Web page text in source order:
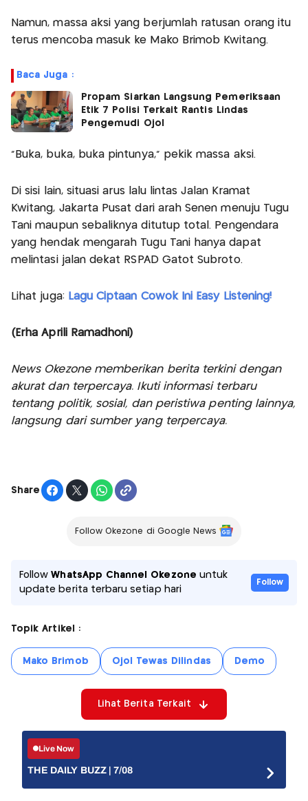
Namun, massa aksi yang berjumlah ratusan orang itu
terus mencoba masuk ke Mako Brimob Kwitang.
Baca Juga :
Propam Siarkan Langsung Pemeriksaan
Etik 7 Polisi Terkait Rantis Lindas
Pengemudi Ojol
"Buka, buka, buka pintunya," pekik massa aksi.
Di sisi lain, situasi arus lalu lintas Jalan Kramat
Kwitang, Jakarta Pusat dari arah Senen menuju Tugu
Tani maupun sebaliknya ditutup total. Pengendara
yang hendak mengarah Tugu Tani hanya dapat
melintasi jalan dekat RSPAD Gatot Subroto.
Lihat juga: Lagu Ciptaan Cowok Ini Easy Listening!
(Erha Aprili Ramadhoni)
News Okezone memberikan berita terkini dengan
akurat dan terpercaya. Ikuti informasi terbaru
tentang politik, sosial, dan peristiwa penting lainnya,
langsung dari sumber yang terpercaya.
Share
Follow Okezone di Google News
FollowWhatsApp Channel Okezone untuk
update berita terbaru setiap hari
Follow
Topik Artikel :
Mako Brimob Ojol Tewas Dilindas Demo
Lihat Berita Terkait
Live Now
THE DAILY BUZZ | 7/08